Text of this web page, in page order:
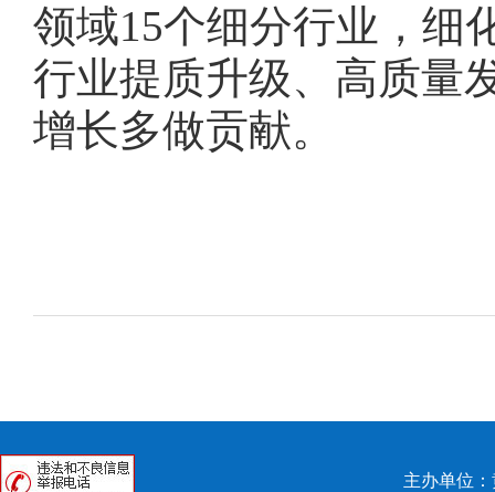
领域15个细分行业，细
行业提质升级、高质量
增长多做贡献。
主办单位